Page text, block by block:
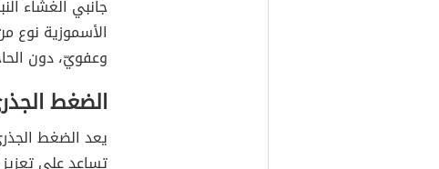
يعرف بأنه قدرة
عملية يحدث من
جانبي الغشاء
الأسموزية نوع
وعفويّ، دون